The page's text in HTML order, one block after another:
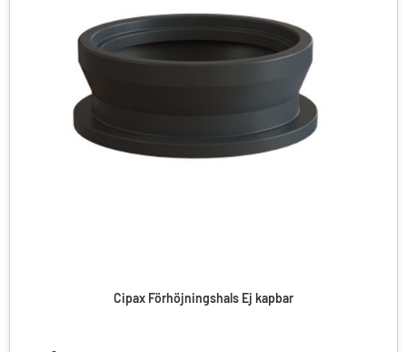
Cipax Förhöjningshals Ej kapbar